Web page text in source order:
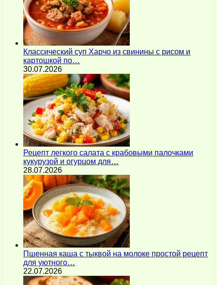
Классический суп Харчо из свинины с рисом и
картошкой по…
30.07.2026
Рецепт легкого салата с крабовыми палочками
кукурузой и огурцом для…
28.07.2026
Пшенная каша с тыквой на молоке простой рецепт
для уютного…
22.07.2026